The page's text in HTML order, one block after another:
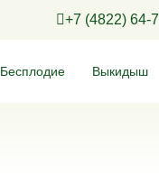
+7 (4822) 64-
Бесплодие Выкидыш